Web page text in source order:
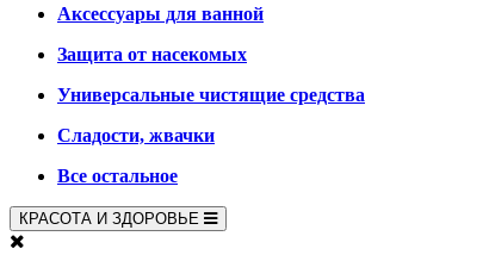
Аксессуары для ванной
Защита от насекомых
Универсальные чистящие средства
Сладости, жвачки
Все остальное
КРАСОТА И ЗДОРОВЬЕ